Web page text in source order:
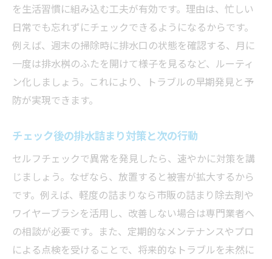
を生活習慣に組み込む工夫が有効です。理由は、忙しい
日常でも忘れずにチェックできるようになるからです。
例えば、週末の掃除時に排水口の状態を確認する、月に
一度は排水桝のふたを開けて様子を見るなど、ルーティ
ン化しましょう。これにより、トラブルの早期発見と予
防が実現できます。
チェック後の排水詰まり対策と次の行動
セルフチェックで異常を発見したら、速やかに対策を講
じましょう。なぜなら、放置すると被害が拡大するから
です。例えば、軽度の詰まりなら市販の詰まり除去剤や
ワイヤーブラシを活用し、改善しない場合は専門業者へ
の相談が必要です。また、定期的なメンテナンスやプロ
による点検を受けることで、将来的なトラブルを未然に